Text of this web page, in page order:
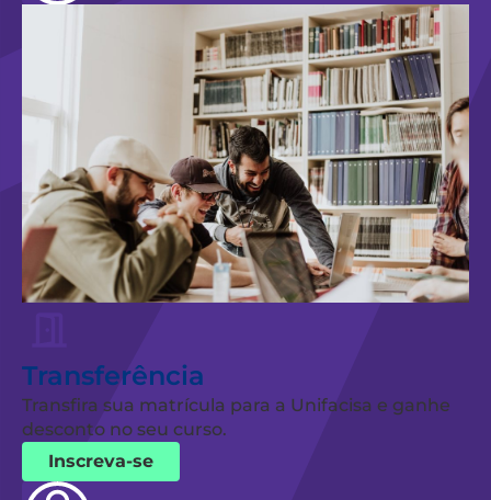
Transferência
Transfira sua matrícula para a Unifacisa e ganhe
desconto no seu curso.
Inscreva-se